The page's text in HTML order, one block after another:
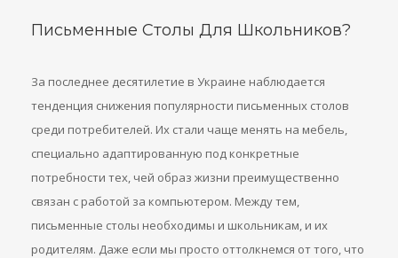
Письменные Столы Для Школьников?
За последнее десятилетие в Украине наблюдается
тенденция снижения популярности письменных столов
среди потребителей. Их стали чаще менять на мебель,
специально адаптированную под конкретные
потребности тех, чей образ жизни преимущественно
связан с работой за компьютером. Между тем,
письменные столы необходимы и школьникам, и их
родителям. Даже если мы просто оттолкнемся от того, что